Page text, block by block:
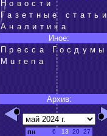
Новости
Газетные статьи
Аналитика
Иное:
Пресса Госдумы
Murena
Архив:
пн 6 13 20 27